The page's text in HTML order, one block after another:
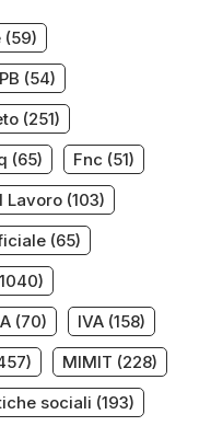
(59)
(54)
(251)
(65) Fnc (51)
Lavoro (103)
(65)
(70) IVA (158)
MIMIT (228)
sociali (193)